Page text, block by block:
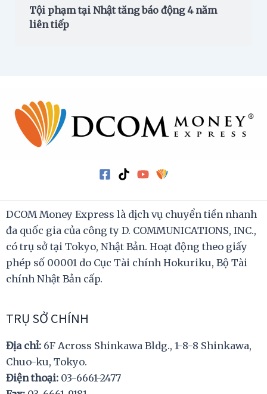
Tội phạm tại Nhật tăng báo động 4 năm
liên tiếp
DCOM Money Express là dịch vụ chuyển tiền nhanh
đa quốc gia của công ty D. COMMUNICATIONS, INC.,
có trụ sở tại Tokyo, Nhật Bản. Hoạt động theo giấy
phép số 00001 do Cục Tài chính Hokuriku, Bộ Tài
chính Nhật Bản cấp.
TRỤ SỞ CHÍNH
Địa chỉ: 6F Across Shinkawa Bldg., 1-8-8 Shinkawa,
Chuo-ku, Tokyo.
Điện thoại: 03-6661-2477